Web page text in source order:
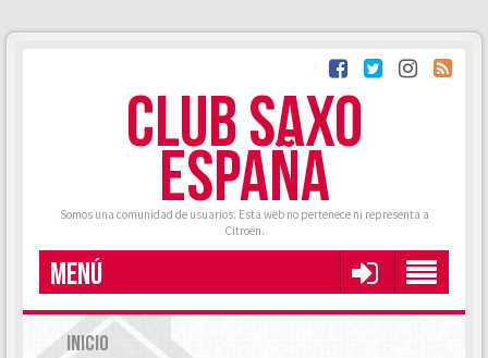
CLUB SAXO
ESPAÑA
Somos una comunidad de usuarios. Esta web no pertenece ni representa a
Citroën.
MENÚ
INICIO